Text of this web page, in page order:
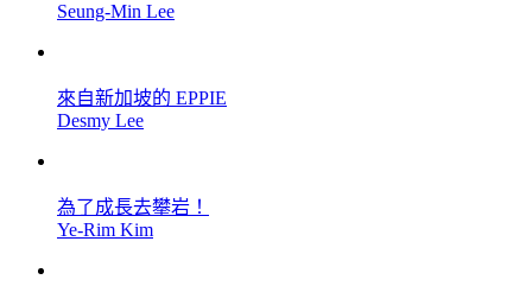
Seung-Min Lee
來自新加坡的 EPPIE
Desmy Lee
為了成長去攀岩！
Ye-Rim Kim